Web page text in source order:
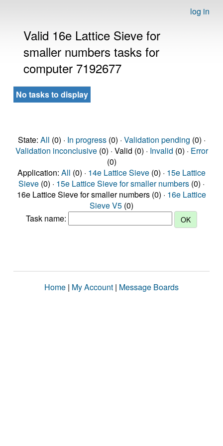
log in
Valid 16e Lattice Sieve for
smaller numbers tasks for
computer 7192677
No tasks to display
State: All (0) · In progress(0) · Validation pending (0) ·
Validation inconclusive(0) · Valid (0) · Invalid (0) · Error
(0)
Application: All (0) · 14e Lattice Sieve (0) · 15e Lattice
Sieve (0) · 15e Lattice Sieve for smaller numbers (0) ·
16e Lattice Sieve for smaller numbers (0) · 16e Lattice
Sieve V5 (0)
Task name:
Home | My Account | Message Boards